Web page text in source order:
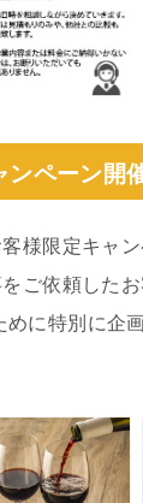
ペーン開
様限定キャ
ご依頼したお
めに特別に企